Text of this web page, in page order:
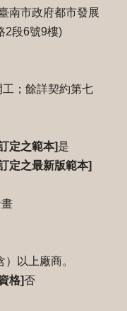
南市政府都市發展
2段6號9樓)
；餘詳契約第七
定之範本]是
定之最新版範本]
以上廠商。
格]否